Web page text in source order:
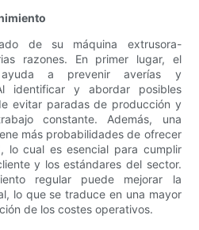
de su máquina extrusora-
razones. En primer lugar, el
ayuda a prevenir averías y
identificar y abordar posibles
evitar paradas de producción y
constante. Además, una
más probabilidades de ofrecer
lo cual es esencial para cumplir
y los estándares del sector.
regular puede mejorar la
lo que se traduce en una mayor
de los costes operativos.